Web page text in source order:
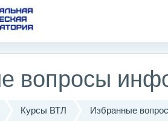
вопросы
Курсы ВТЛ
Избранные